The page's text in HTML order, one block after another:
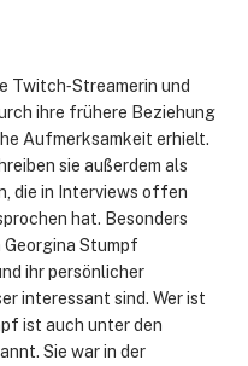
Twitch‑Streamerin und
ihre frühere Beziehung
Aufmerksamkeit erhielt.
sie außerdem als
die in Interviews offen
hat. Besonders
Stumpf
ihr persönlicher
interessant sind. Wer ist
ist auch unter den
Sie war in der